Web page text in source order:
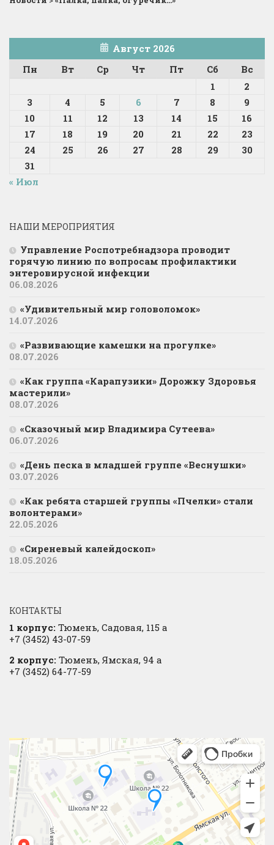
Август 2026
Пн
Вт Ср Чт Пт Сб
Вс
1
2
3
4 5 6 7 8
9
10
11 12 13 14 15
16
17
18 19 20 21 22
23
24
25 26 27 28 29
30
31
« Июл
НАШИ МЕРОПРИЯТИЯ
Управление Роспотребнадзора проводит
горячую линию по вопросам профилактики
энтеровирусной инфекции
06.08.2026
«Удивительный мир головоломок»
14.07.2026
«Развивающие камешки на прогулке»
08.07.2026
«Как группа «Карапузики» Дорожку Здоровья
мастерили»
08.07.2026
«Сказочный мир Владимира Сутеева»
06.07.2026
«День песка в младшей группе «Веснушки»
03.07.2026
«Как ребята старшей группы «Пчелки» стали
волонтерами»
22.05.2026
«Сиреневый калейдоскоп»
18.05.2026
КОНТАКТЫ
1 корпус: Тюмень, Садовая, 115 а
+7 (3452) 43-07-59
2 корпус: Тюмень, Ямская, 94 а
+7 (3452) 64-77-59